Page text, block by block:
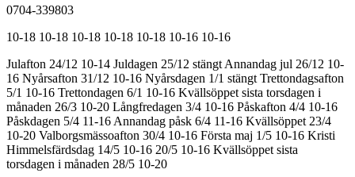
0704-339803
10-18 10-18 10-18 10-18 10-18 10-16 10-16
Julafton 24/12 10-14 Juldagen 25/12 stängt Annandag jul 26/12 10-
16 Nyårsafton 31/12 10-16 Nyårsdagen 1/1 stängt Trettondagsafton
5/1 10-16 Trettondagen 6/1 10-16 Kvällsöppet sista torsdagen i
månaden 26/3 10-20 Långfredagen 3/4 10-16 Påskafton 4/4 10-16
Påskdagen 5/4 11-16 Annandag påsk 6/4 11-16 Kvällsöppet 23/4
10-20 Valborgsmässoafton 30/4 10-16 Första maj 1/5 10-16 Kristi
Himmelsfärdsdag 14/5 10-16 20/5 10-16 Kvällsöppet sista
torsdagen i månaden 28/5 10-20